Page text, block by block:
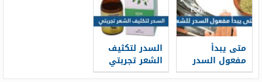
متى يبدأ
مفعول السدر
للشعر عن تجربة
السدر لتكثيف
الشعر تجربتي
معه كانت